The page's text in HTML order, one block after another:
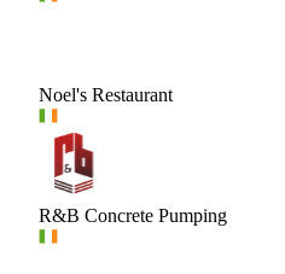
Noel's Restaurant
R&B Concrete Pumping